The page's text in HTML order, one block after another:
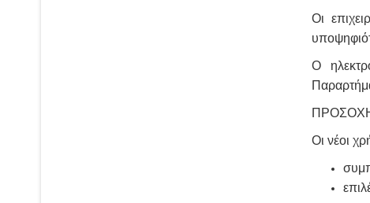
Οι
Ο
ΠΡΟΣΟΧΗ:
Οι νέοι